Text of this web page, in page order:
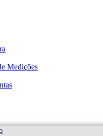
Medições